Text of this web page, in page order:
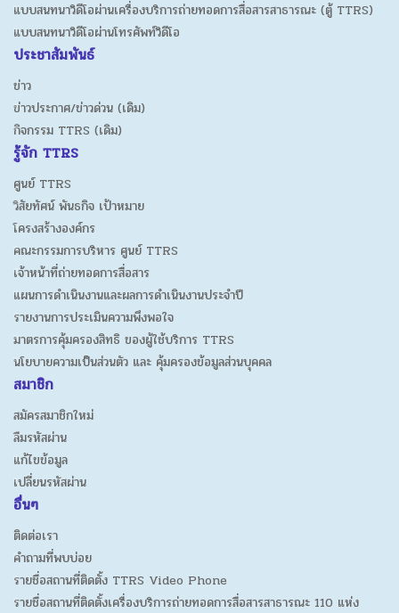
แบบสนทนาวิดีโอผ่านเครื่องบริการถ่ายทอดการสื่อสารสาธารณะ (ตู้ TTRS)
แบบสนทนาวิดีโอผ่านโทรศัพท์วิดีโอ
ประชาสัมพันธ์
ข่าว
ข่าวประกาศ/ข่าวด่วน (เดิม)
กิจกรรม TTRS (เดิม)
รู้จัก TTRS
ศูนย์ TTRS
วิสัยทัศน์ พันธกิจ เป้าหมาย
โครงสร้างองค์กร
คณะกรรมการบริหาร ศูนย์ TTRS
เจ้าหน้าที่ถ่ายทอดการสื่อสาร
แผนการดำเนินงานและผลการดำเนินงานประจำปี
รายงานการประเมินความพึงพอใจ
มาตรการคุ้มครองสิทธิ ของผู้ใช้บริการ TTRS
นโยบายความเป็นส่วนตัว และ คุ้มครองข้อมูลส่วนบุคคล
สมาชิก
สมัครสมาชิกใหม่
ลืมรหัสผ่าน
แก้ไขข้อมูล
เปลี่ยนรหัสผ่าน
อื่นๆ
ติดต่อเรา
คำถามที่พบบ่อย
รายชื่อสถานที่ติดตั้ง TTRS Video Phone
รายชื่อสถานที่ติดตั้งเครื่องบริการถ่ายทอดการสื่อสารสาธารณะ 110 แห่ง